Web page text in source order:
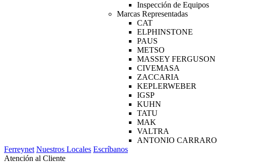
Inspección de Equipos
Marcas Representadas
CAT
ELPHINSTONE
PAUS
METSO
MASSEY FERGUSON
CIVEMASA
ZACCARIA
KEPLERWEBER
IGSP
KUHN
TATU
MAK
VALTRA
ANTONIO CARRARO
Ferreynet Nuestros Locales Escríbanos
Atención al Cliente